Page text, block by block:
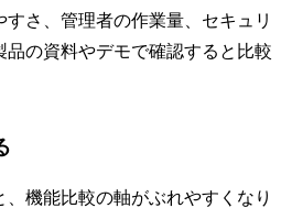
さ、管理者の作業量、セキュリ
の資料やデモで確認すると比較
機能比較の軸がぶれやすくなり